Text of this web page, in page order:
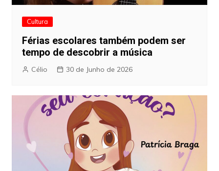
Cultura
Férias escolares também podem ser
tempo de descobrir a música
Célio 30 de Junho de 2026